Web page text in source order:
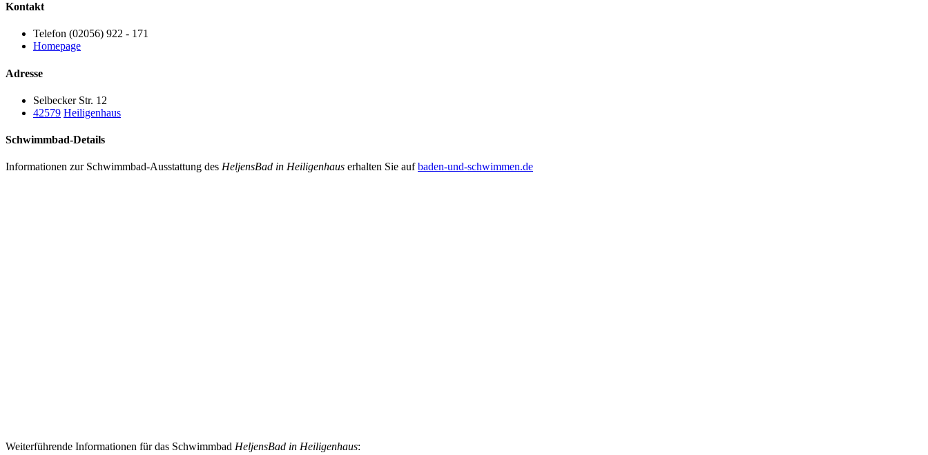
Kontakt
Telefon (02056) 922 - 171
Homepage
Adresse
Selbecker Str. 12
42579 Heiligenhaus
Schwimmbad-Details
Informationen zur Schwimmbad-Ausstattung des HeljensBad in Heiligenhaus erhalten Sie aufbaden-und-schwimmen.de
Weiterführende Informationen für das Schwimmbad HeljensBad in Heiligenhaus: